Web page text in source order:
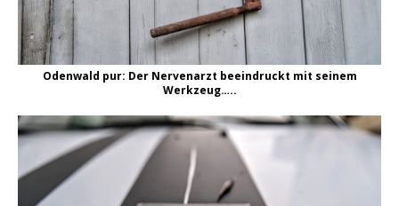
Odenwald pur: Der Nervenarzt beeindruckt mit seinem
Werkzeug…..